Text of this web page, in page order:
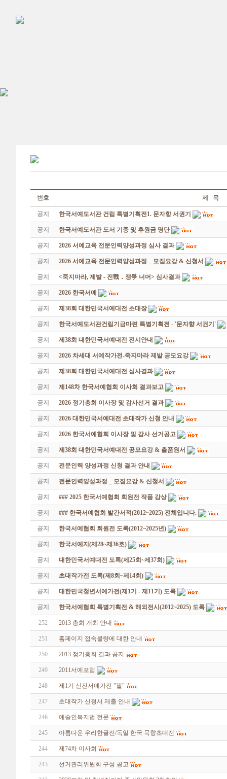
번호 제 목
공지 한국서예도서관 건립 특별기획전1. 문자향 서권기
공지 한국서예도서관 도서 기증 및 후원금 명단
공지 2026 서예교육 전문인력양성과정 심사 결과
공지 2026 서예교육 전문인력양성과정 _ 모집요강 & 신청서
공지 <죽지마라, 제발 - 전戰 ․ 쟁爭 너머> 심사결과
공지 2026 한국서예
공지 제38회 대한민국서예대전 초대장
공지 한국서예도서관건립기금마련 특별기획전 - '문자향 서권기'
공지 제38회 대한민국서예대전 전시안내
공지 2026 차세대 서예작가전-죽지마라 제발 공모요강
공지 제38회 대한민국서예대전 심사결과
공지 제148차 한국서예협회 이사회 결과보고
공지 2026 정기총회 이사장 및 감사선거 결과
공지 2026 대한민국서예대전 초대작가 신청 안내
공지 2026 한국서예협회 이사장 및 감사 선거공고
공지 제38회 대한민국서예대전 공모요강 & 출품원서
공지 전문인력 양성과정 신청 결과 안내
공지 전문인력양성과정 _ 모집요강 & 신청서
공지 ### 2025 한국서예협회 회원전 작품 감상
공지 ### 한국서예협회 발간서적(2012~2025) 전체입니다.
공지 한국서예협회 회원전 도록(2012~2025년)
공지 한국서예지(제28~제36호)
공지 대한민국서예대전 도록(제25회~제37회)
공지 초대작가전 도록(제8회~제14회)
공지 대한민국청년서예가전(제1기 - 제11기) 도록
공지 한국서예협회 특별기획전 & 해외전시(2012~2025) 도록
252 2013 총회 개최 안내
251 홈페이지 접속불량에 대한 안내
250 2013 정기총회 결과 공지
249 2011서예포럼
248 제1기 신진서예가전 "필"
247 초대작가 신청서 제출 안내
246 예술인복지법 전문
245 아름다운 우리한글전/독일 한국 묵향초대전
244 제74차 이사회
243 선거관리위원회 구성 공고